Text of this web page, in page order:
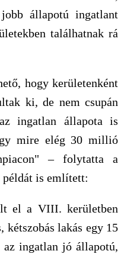
állapotú ingatlant
találhatnak rá
hogy kerületenként
ki, de nem csupán
ingatlan állapota is
mire elég 30 millió
– folytatta a
példát is említett:
el a VIII. kerületben
kétszobás lakás egy 15
az ingatlan jó állapotú,